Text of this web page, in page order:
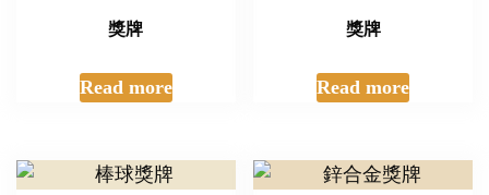
獎牌
Read more
獎牌
Read more